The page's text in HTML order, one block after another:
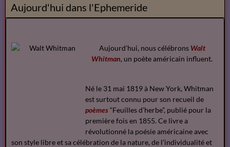
Aujourd'hui dans l'Ephemeride
Aujourd’hui, nous célébrons Walt
Whitman, un poète américain influent.
Né le 31 mai 1819 à New York, Whitman
est surtout connu pour son recueil de
poèmes “Feuilles d’herbe”, publié pour la
première fois en 1855. Ce livre a
révolutionné la poésie américaine avec
son style libre et sa célébration de la nature, de l’individualité et